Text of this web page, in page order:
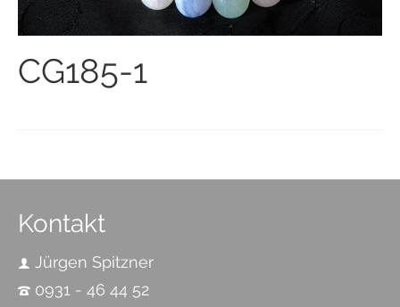
CG185-1
Kontakt
Jürgen Spitzner
0931 - 46 44 52